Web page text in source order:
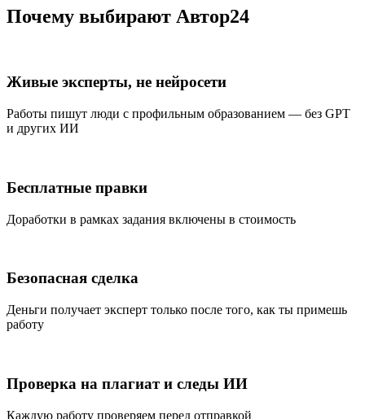
Почему выбирают Автор24
Живые эксперты, не нейросети
Работы пишут люди с профильным образованием — без GPT
и других ИИ
Бесплатные правки
Доработки в рамках задания включены в стоимость
Безопасная сделка
Деньги получает эксперт только после того, как ты примешь
работу
Проверка на плагиат и следы ИИ
Каждую работу проверяем перед отправкой